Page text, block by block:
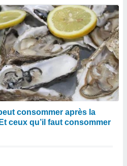
consommer après la
ceux qu’il faut consommer